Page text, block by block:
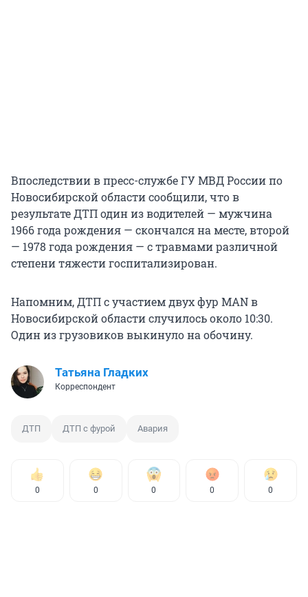
Впоследствии в пресс-службе ГУ МВД России по
Новосибирской области сообщили, что в
результате ДТП один из водителей — мужчина
1966 года рождения — скончался на месте, второй
— 1978 года рождения — с травмами различной
степени тяжести госпитализирован.
Напомним, ДТП с участием двух фур MAN в
Новосибирской области случилось около 10:30.
Один из грузовиков выкинуло на обочину.
Татьяна Гладких
Корреспондент
ДТП ДТП с фурой Авария
0 0 0 0 0